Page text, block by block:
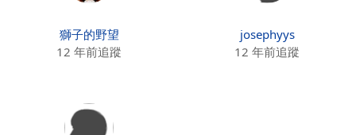
獅子的野望
12 年前追蹤
josephyys
12 年前追蹤